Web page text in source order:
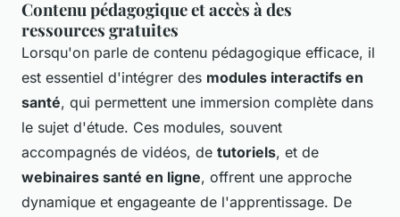
Contenu pédagogique et accès à des
ressources gratuites
Lorsqu'on parle de contenu pédagogique efficace, il
est essentiel d'intégrer des modules interactifs en
santé, qui permettent une immersion complète dans
le sujet d'étude. Ces modules, souvent
accompagnés de vidéos, de tutoriels, et de
webinaires santé en ligne, offrent une approche
dynamique et engageante de l'apprentissage. De